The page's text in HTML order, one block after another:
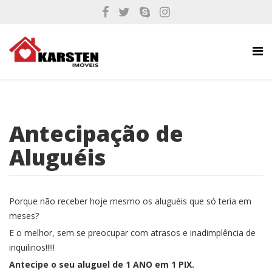
Antecipação de
Aluguéis
Porque não receber hoje mesmo os aluguéis que só teria em
meses?
E o melhor, sem se preocupar com atrasos e inadimplência de
inquilinos!!!!!
Antecipe o seu aluguel de 1 ANO em 1 PIX.